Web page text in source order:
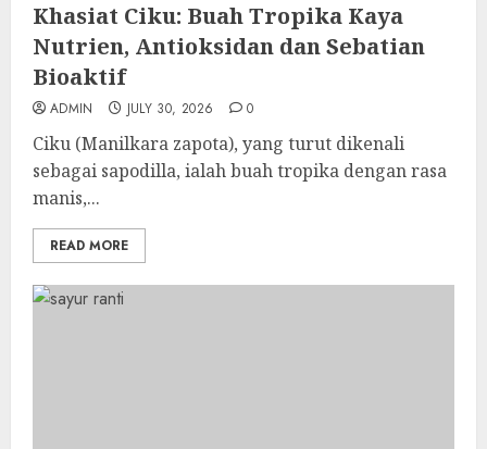
Khasiat Ciku: Buah Tropika Kaya
Nutrien, Antioksidan dan Sebatian
Bioaktif
ADMIN JULY 30, 2026 0
Ciku (Manilkara zapota), yang turut dikenali
sebagai sapodilla, ialah buah tropika dengan rasa
manis,...
READ MORE